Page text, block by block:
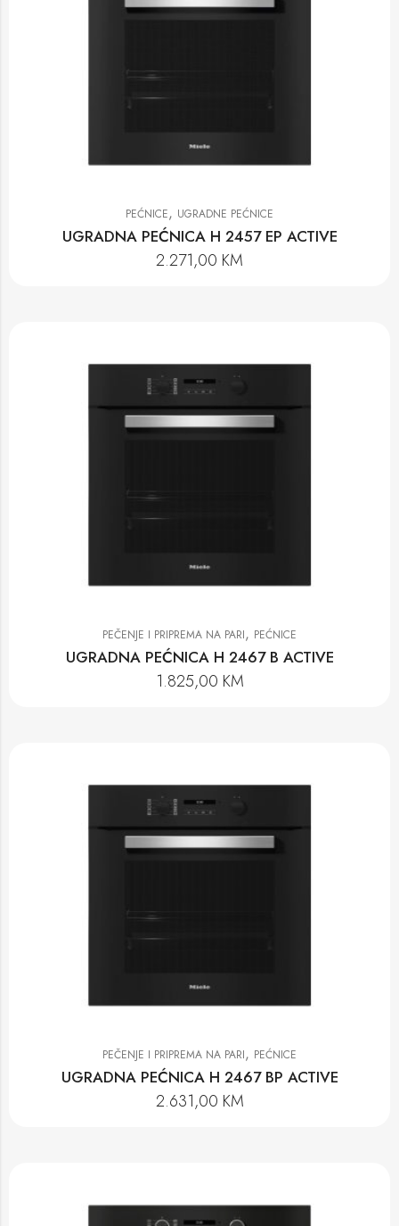
PEĆNICE, UGRADNE PEĆNICE
UGRADNA PEĆNICA H 2457 EP ACTIVE
2.271,00 KM
PEČENJE I PRIPREMA NA PARI, PEĆNICE
UGRADNA PEĆNICA H 2467 B ACTIVE
1.825,00 KM
PEČENJE I PRIPREMA NA PARI, PEĆNICE
UGRADNA PEĆNICA H 2467 BP ACTIVE
2.631,00 KM